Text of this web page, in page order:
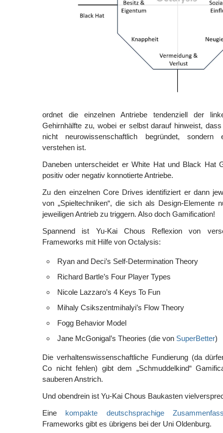
ordnet die einzelnen Antriebe tendenziell der
Gehirnhälfte zu, wobei er selbst darauf hinweist,
nicht neurowissenschaftlich begründet,
verstehen ist.
Daneben unterscheidet er White Hat und Black Hat
positiv oder negativ konnotierte Antriebe.
Zu den einzelnen Core Drives identifiziert er dann
von „Spieltechniken“, die sich als Design-Elemente
jeweiligen Antrieb zu triggern. Also doch Gamification!
Spannend ist Yu-Kai Chous Reflexion von
Frameworks mit Hilfe von Octalysis:
Ryan and Deci’s Self-Determination Theory
Richard Bartle’s Four Player Types
Nicole Lazzaro’s 4 Keys To Fun
Mihaly Csikszentmihalyi’s Flow Theory
Fogg Behavior Model
Jane McGonigal’s Theories (die von SuperBetter)
Die verhaltenswissenschaftliche Fundierung (da
Co nicht fehlen) gibt dem „Schmuddelkind“
sauberen Anstrich.
Und obendrein ist Yu-Kai Chous Baukasten
Eine kompakte deutschsprachige
Frameworks gibt es übrigens bei der Uni Oldenburg.